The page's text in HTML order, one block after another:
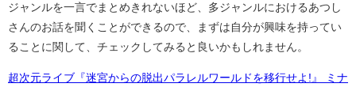
ジャンルを一言でまとめきれないほど、多ジャンルにおけるあつし
さんのお話を聞くことができるので、まずは自分が興味を持ってい
ることに関して、チェックしてみると良いかもしれません。
超次元ライブ『迷宮からの脱出パラレルワールドを移行せよ!』 ミナ